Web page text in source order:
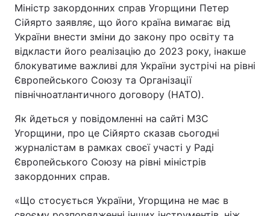
Україна Політика
Економіка
Спорт Наука
Техно і зв'язок Лайт
Здоров'я Туризм
Цікавинки Погода
Міністр закордонних справ Угорщини Петер
Сійярто заявляє, що його країна вимагає від
України внести зміни до закону про освіту та
відкласти його реалізацію до 2023 року, інакше
блокуватиме важливі для України зустрічі на рівні
Європейського Союзу та Організації
північноатлантичного договору (НАТО).
Як йдеться у повідомленні на сайті МЗС
Угорщини, про це Сійярто сказав сьогодні
журналістам в рамках своєї участі у Раді
Європейського Союзу на рівні міністрів
закордонних справ.
«Що стосується України, Угорщина не має в